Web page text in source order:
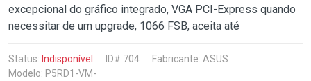
excepcional do gráfico integrado, VGA PCI-Express quando
necessitar de um upgrade, 1066 FSB, aceita até
Status: Indisponível ID# 704 Fabricante: ASUS
Modelo: P5RD1-VM-